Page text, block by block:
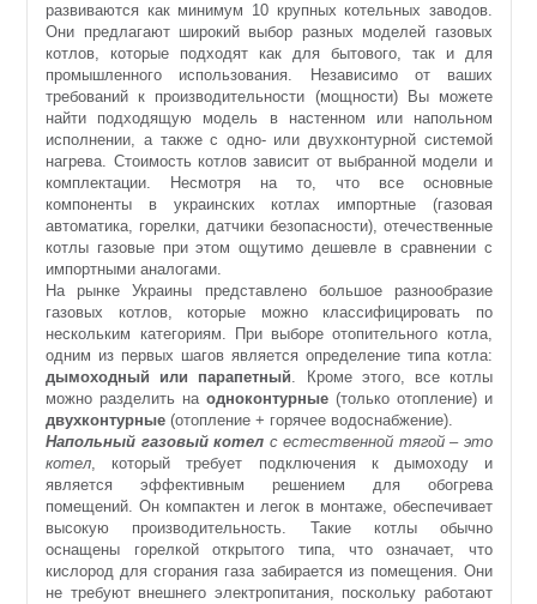
развиваются как минимум 10 крупных котельных заводов.
Они предлагают широкий выбор разных моделей газовых
котлов, которые подходят как для бытового, так и для
промышленного использования. Независимо от ваших
требований к производительности (мощности) Вы можете
найти подходящую модель в настенном или напольном
исполнении, а также с одно- или двухконтурной системой
нагрева. Стоимость котлов зависит от выбранной модели и
комплектации. Несмотря на то, что все основные
компоненты в украинских котлах импортные (газовая
автоматика, горелки, датчики безопасности), отечественные
котлы газовые при этом ощутимо дешевле в сравнении с
импортными аналогами.
На рынке Украины представлено большое разнообразие
газовых котлов, которые можно классифицировать по
нескольким категориям. При выборе отопительного котла,
одним из первых шагов является определение типа котла:
дымоходный или парапетный. Кроме этого, все котлы
можно разделить на одноконтурные (только отопление) и
двухконтурные (отопление + горячее водоснабжение).
Напольный газовый котел с естественной тягой – это
котел, который требует подключения к дымоходу и
является эффективным решением для обогрева
помещений. Он компактен и легок в монтаже, обеспечивает
высокую производительность. Такие котлы обычно
оснащены горелкой открытого типа, что означает, что
кислород для сгорания газа забирается из помещения. Они
не требуют внешнего электропитания, поскольку работают